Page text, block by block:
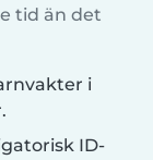
tid än det
i
ID-